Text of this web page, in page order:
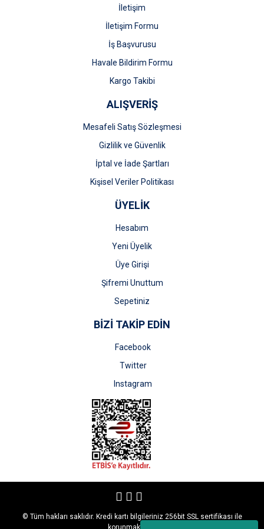
Gönder
İletişim
İletişim Formu
İş Başvurusu
Havale Bildirim Formu
Kargo Takibi
ALIŞVERİŞ
Mesafeli Satış Sözleşmesi
Gizlilik ve Güvenlik
İptal ve İade Şartları
Kişisel Veriler Politikası
ÜYELİK
Hesabım
Yeni Üyelik
Üye Girişi
Şifremi Unuttum
Sepetiniz
BİZİ TAKİP EDİN
Facebook
Twitter
Instagram
© Tüm hakları saklıdır. Kredi kartı bilgileriniz 256bit SSL sertifikası ile
korunmaktadır.